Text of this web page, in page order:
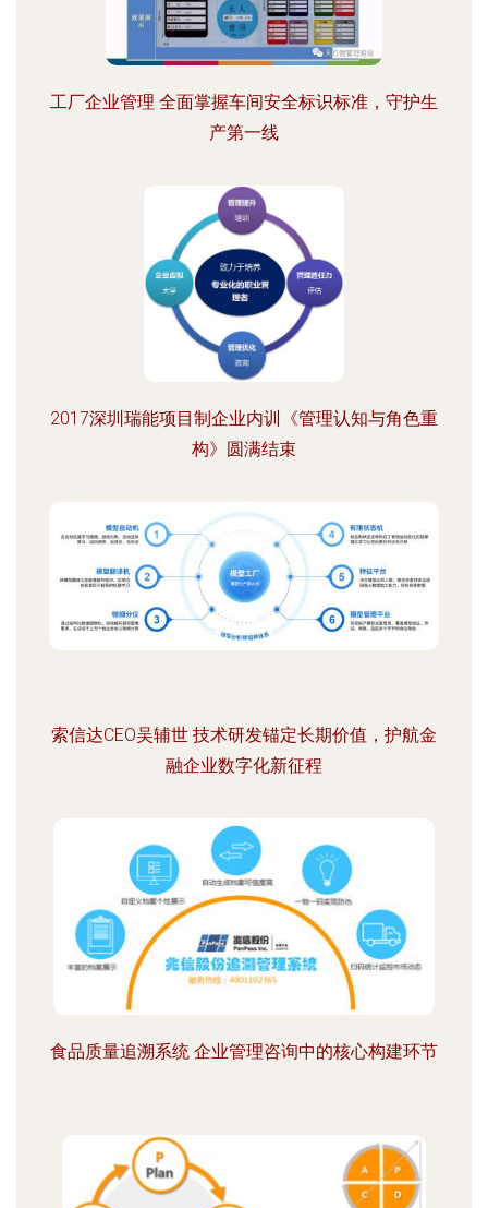
工厂企业管理 全面掌握车间安全标识标准，守护生
产第一线
2017深圳瑞能项目制企业内训《管理认知与角色重
构》圆满结束
索信达CEO吴辅世 技术研发锚定长期价值，护航金
融企业数字化新征程
食品质量追溯系统 企业管理咨询中的核心构建环节